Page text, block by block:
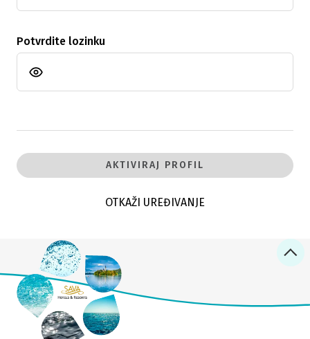
Potvrdite lozinku
OTKAŽI UREĐIVANJE
AKTIVIRAJ PROFIL